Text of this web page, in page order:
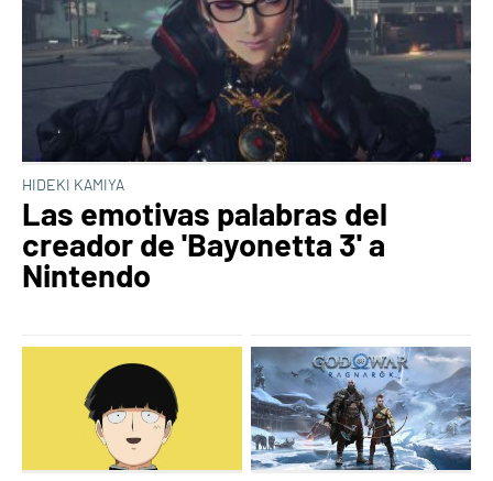
HIDEKI KAMIYA
Las emotivas palabras del
creador de 'Bayonetta 3' a
Nintendo